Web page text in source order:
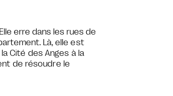
erre dans les rues de
Là, elle est
Cité des Anges à la
de résoudre le